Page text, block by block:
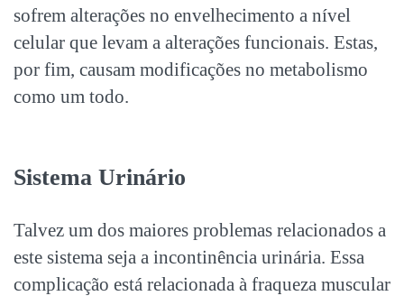
sofrem alterações no envelhecimento a nível
celular que levam a alterações funcionais. Estas,
por fim, causam modificações no metabolismo
como um todo.
Sistema Urinário
Talvez um dos maiores problemas relacionados a
este sistema seja a incontinência urinária. Essa
complicação está relacionada à fraqueza muscular